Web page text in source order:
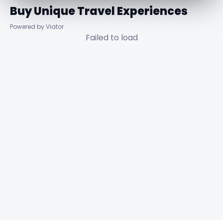
Buy Unique Travel Experiences
Powered by Viator
Failed to load